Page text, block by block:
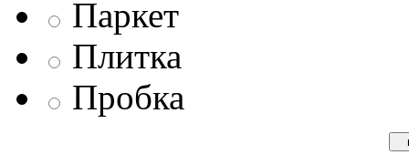
Паркет
Плитка
Пробка